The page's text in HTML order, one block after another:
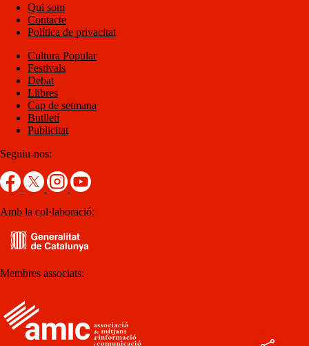
Qui som
Contacte
Política de privacitat
Cultura Popular
Festivals
Debat
Llibres
Cap de setmana
Butlletí
Publicitat
Seguiu-nos:
Amb la col·laboració:
Membres associats: